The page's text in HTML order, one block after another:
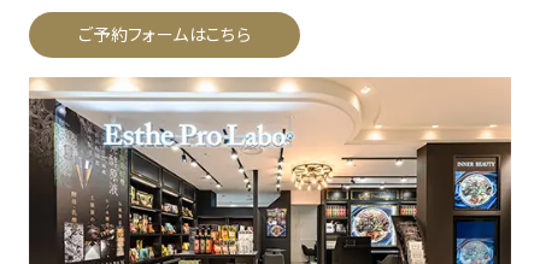
ご予約フォームはこちら